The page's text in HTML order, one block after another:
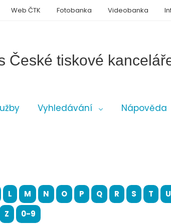
České tiskové
Vyhledávání Nápověda
Web ČTK Fotobanka Videobanka
L M N O P Q R S T U
Z
0-9